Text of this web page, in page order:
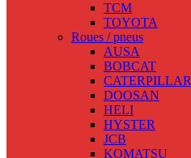
TCM
TOYOTA
Roues / pneus
AUSA
BOBCAT
CATERPILLAR
DOOSAN
HELI
HYSTER
JCB
KOMATSU